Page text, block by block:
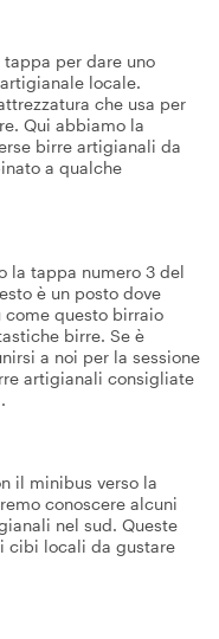
per dare uno
locale.
che usa per
Qui abbiamo la
birre artigianali da
a qualche
la tappa numero 3 del
è un posto dove
come questo birraio
birre. Se è
a noi per la sessione
artigianali consigliate
il minibus verso la
conoscere alcuni
nel sud. Queste
cibi locali da gustare